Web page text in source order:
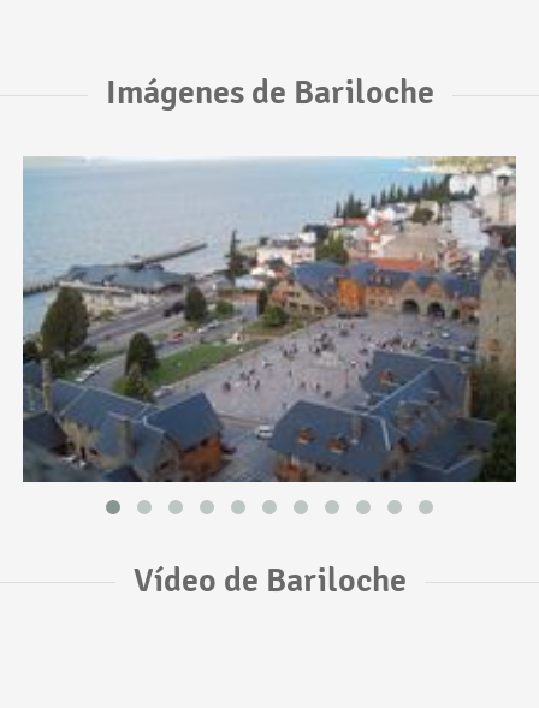
Imágenes de Bariloche
Vídeo de Bariloche